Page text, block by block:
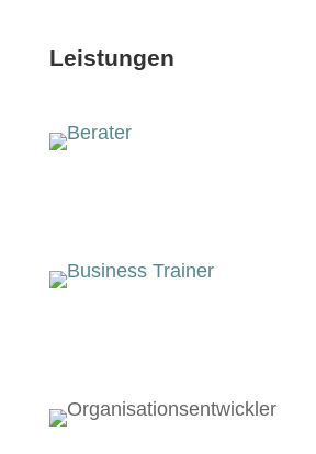
Leistungen